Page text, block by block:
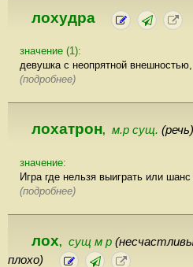
лохудра
значение (1):
девушка с неопрятной
(подробнее)
лохатрон, м.р сущ. (речь)
значение:
Игра где нельзя выиграть или
(подробнее)
лох, сущ м р
плохо)